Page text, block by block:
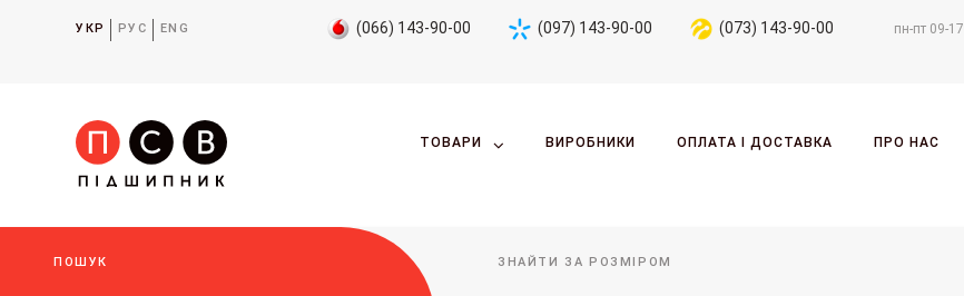
УКР РУС ENG пн-пт 09-17
(066) 143-90-00 (097) 143-90-00 (073) 143-90-00
ТОВАРИ ВИРОБНИКИ ОПЛАТА І ДОСТАВКА ПРО НАС
ПОШУК ЗНАЙТИ ЗА РОЗМІРОМ